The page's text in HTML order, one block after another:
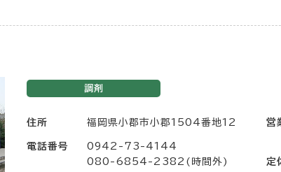
調剤
住所 福岡県小郡市小郡1504番地12
電話番号
0942-73-4144
080-6854-2382(時間外)
営
定